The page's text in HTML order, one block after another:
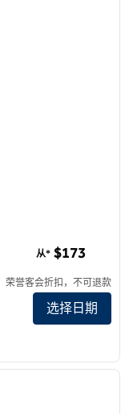
信息
从* $173
荣誉客会折扣，不可退款
选择日期
下一